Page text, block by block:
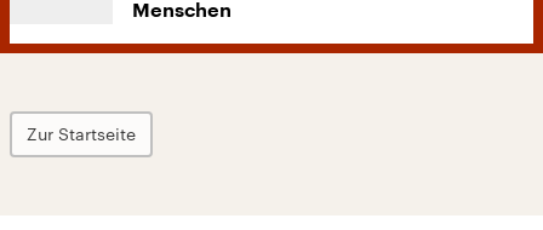
Menschen
Zur Startseite